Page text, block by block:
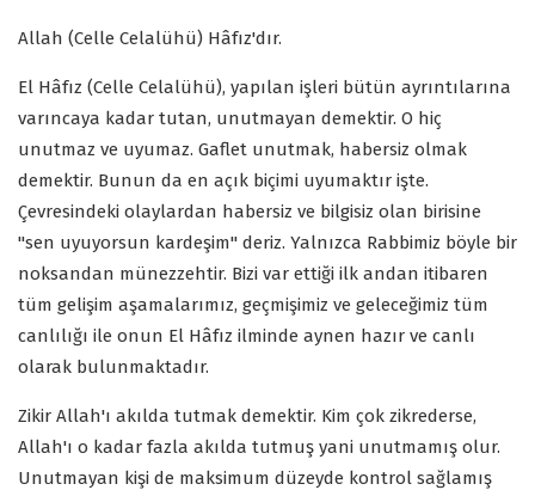
Allah (Celle Celalühü) Hâfız'dır.
El Hâfız (Celle Celalühü), yapılan işleri bütün ayrıntılarına
varıncaya kadar tutan, unutmayan demektir. O hiç
unutmaz ve uyumaz. Gaflet unutmak, habersiz olmak
demektir. Bunun da en açık biçimi uyumaktır işte.
Çevresindeki olaylardan habersiz ve bilgisiz olan birisine
"sen uyuyorsun kardeşim" deriz. Yalnızca Rabbimiz böyle bir
noksandan münezzehtir. Bizi var ettiği ilk andan itibaren
tüm gelişim aşamalarımız, geçmişimiz ve geleceğimiz tüm
canlılığı ile onun El Hâfız ilminde aynen hazır ve canlı
olarak bulunmaktadır.
Zikir Allah'ı akılda tutmak demektir. Kim çok zikrederse,
Allah'ı o kadar fazla akılda tutmuş yani unutmamış olur.
Unutmayan kişi de maksimum düzeyde kontrol sağlamış